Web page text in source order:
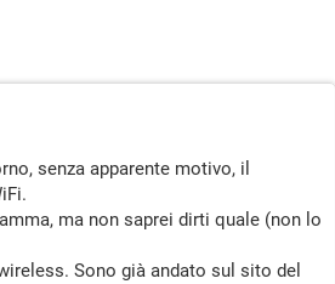
senza apparente motivo, il
ma non saprei dirti quale (non lo
Sono già andato sul sito del